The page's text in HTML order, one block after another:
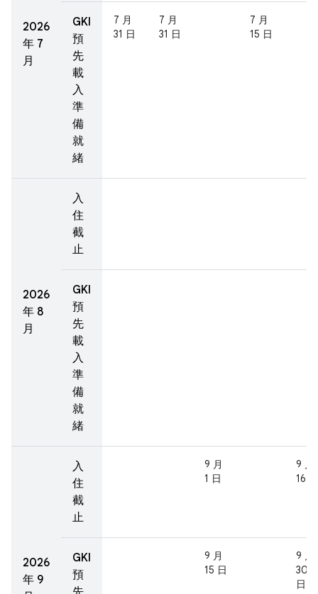
2026
年 7
月
GKI
預
先
載
入
準
備
就
緒
7 月
31 日
7 月
31 日
7 月
15 日
2026
年 8
月
入
住
截
止
GKI
預
先
載
入
準
備
就
緒
2026
年 9
入
住
截
止
9 月
1 日
9 月
16 日
GKI
預
9 月
15 日
9 月
30
日